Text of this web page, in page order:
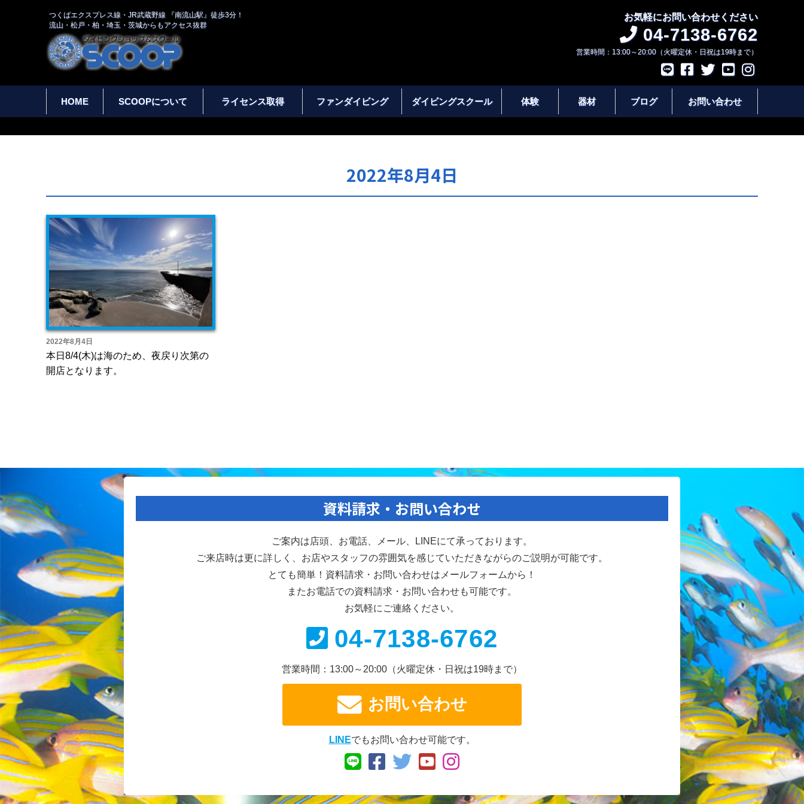
つくばエクスプレス線・JR武蔵野線 『南流山駅』徒歩3分！
流山・松戸・柏・埼玉・茨城からもアクセス抜群
お気軽にお問い合わせください
04-7138-6762
営業時間：13:00～20:00（火曜定休・日祝は19時まで）
HOME SCOOPについて ライセンス取得 ファンダイビング ダイビングスクール 体験 器材 ブログ お問い合わせ
2022年8月4日
2022年8月4日
本日8/4(木)は海のため、夜戻り次第の
開店となります。
資料請求・お問い合わせ
ご案内は店頭、お電話、メール、
LINEにて承っております。
ご来店時は更に詳しく、お店やスタッフの雰囲気を感じていただきながらのご説明が可能です。
とても簡単！資料請求・お問い合わせは メールフォームから！
またお電話での資料請求・ お問い合わせも可能です。
お気軽にご連絡ください。
04-7138-6762
営業時間：13:00～20:00 （火曜定休・日祝は19時まで）
お問い合わせ
LINEでもお問い合わせ可能です。